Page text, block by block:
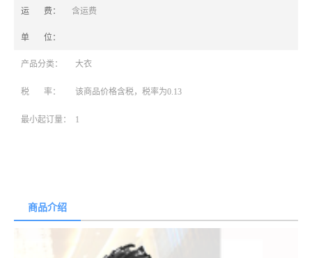
运 费： 含运费
单 位：
产品分类： 大衣
税 率： 该商品价格含税，税率为0.13
最小起订量： 1
商品介绍